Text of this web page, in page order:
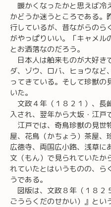
暖かくなったかと思えば冷
かどうか迷うところである。
行しているが、昔ながらのら
がやっぱりいい。「キャメル
とお洒落なのだろう。
日本人は舶来ものが大好き
ダ、ゾウ、ロバ、ヒョウなど
ってきている。そして珍獣の
いた。
文政４年（１８２１）、長
入され、翌年から大坂・江戸
江戸では、奇鳥珍獣の見世
屋、花鳥（かちょう）茶屋、
広徳寺、両国広小路、浅草に
文（もん）で見られていたか
れていたとはいうものの、ら
うである。
図版は、文政８年（１８２
ごうらくだのせかい）』とい